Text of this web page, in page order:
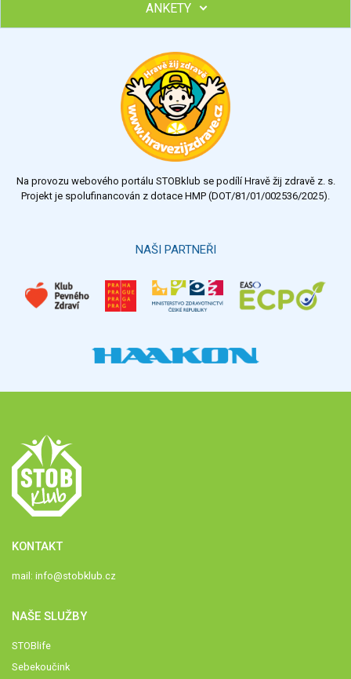
Hubněte s podporou lektorky a skupiny v kurzech STOBu
Chcete poradit s hubnutím? Najděte si odborníka STOBu ve
ANKETY
Výsledky Všechny ankety
Na provozu webového portálu STOBklub se podílí Hravě žij zdravě z. s.
Projekt je spolufinancován z dotace HMP (DOT/81/01/002536/2025).
NAŠI PARTNEŘI
KONTAKT
mail: info@stobklub.cz
NAŠE SLUŽBY
STOBlife
Sebekoučink